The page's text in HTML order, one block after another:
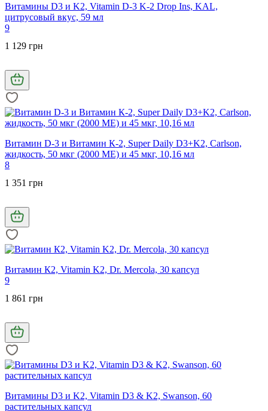
Витамины D3 и K2, Vitamin D-3 K-2 Drop Ins, KAL,
цитрусовый вкус, 59 мл
9
1 129 грн
Витамин D-3 и Витамин К-2, Super Daily D3+K2, Carlson,
жидкость, 50 мкг (2000 МЕ) и 45 мкг, 10,16 мл
8
1 351 грн
Витамин К2, Vitamin K2, Dr. Mercola, 30 капсул
9
1 861 грн
Витамины D3 и K2, Vitamin D3 & K2, Swanson, 60
растительных капсул